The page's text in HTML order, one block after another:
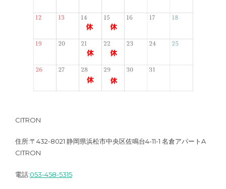
CITRON
住所:〒432-8021 静岡県浜松市中央区佐鳴台4-11-1 名倉アパートA
CITRON
電話:053-458-5315